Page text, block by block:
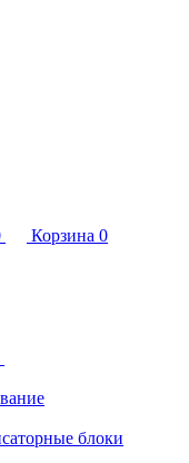
Корзина 0
блоки